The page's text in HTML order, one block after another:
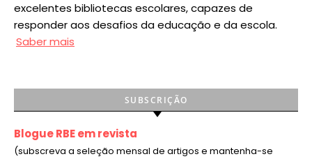
excelentes bibliotecas escolares, capazes de
responder aos desafios da educação e da escola.
Saber mais
SUBSCRIÇÃO
Blogue RBE em revista
(subscreva a seleção mensal de artigos e mantenha-se